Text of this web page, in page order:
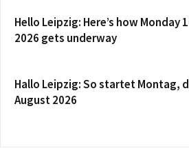
Hello Leipzig: Here’s how Monday
2026 gets underway
Hallo Leipzig: So startet Montag,
August 2026